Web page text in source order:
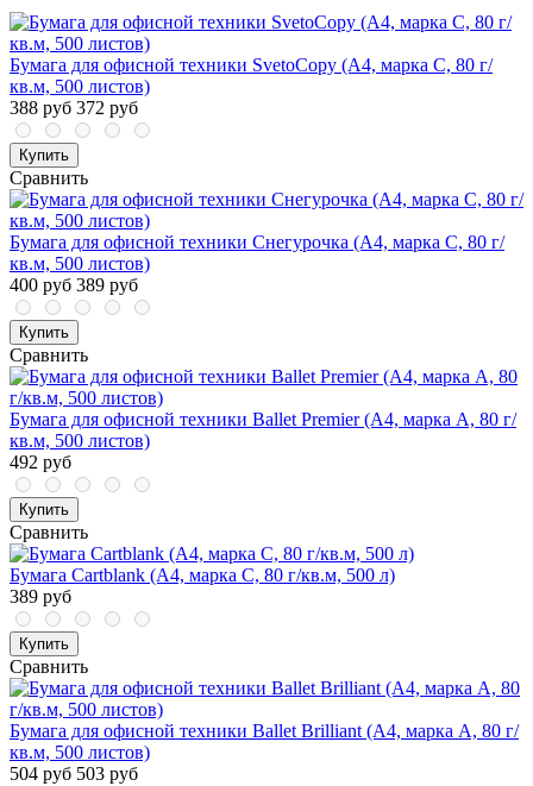
Бумага для офисной техники SvetoCopy (A4, марка C, 80 г/
кв.м, 500 листов)
388 руб 372 руб
Купить
Сравнить
Бумага для офисной техники Снегурочка (А4, марка C, 80 г/
кв.м, 500 листов)
400 руб 389 руб
Купить
Сравнить
Бумага для офисной техники Ballet Premier (А4, марка A, 80 г/
кв.м, 500 листов)
492 руб
Купить
Сравнить
Бумага Cartblank (А4, марка С, 80 г/кв.м, 500 л)
389 руб
Купить
Сравнить
Бумага для офисной техники Ballet Brilliant (А4, марка A, 80 г/
кв.м, 500 листов)
504 руб 503 руб